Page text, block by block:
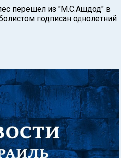
перешел из "М.С.Ашдод" в
подписан однолетний